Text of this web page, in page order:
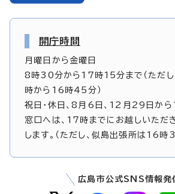
開庁時間
月曜日から金曜日
8時30分から17時15分まで（ただし
時から16時45分）
祝日・休日、8月6日、12月29日か
窓口へは、17時までにお越しいただ
します。（ただし、似島出張所は16時
広島市公式SNS情報発